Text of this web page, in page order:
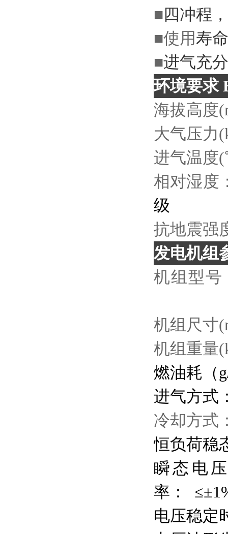
■ 四冲程
■使用寿
■进气充
环境要求
海拔高度
大气压力
进气温度
相对湿度
级
抗地震强
发电机组
机组型号
机组尺寸
机组重量
燃油耗（
进气方式
冷却方式
恒负荷稳
瞬态电
率：
电压稳定